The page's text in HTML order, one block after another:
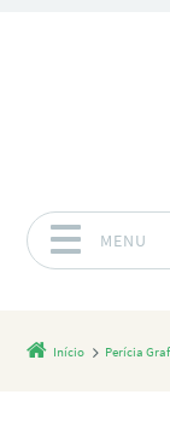
MENU
Início Perícia